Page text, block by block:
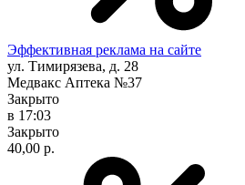
Эффективная реклама на сайте
ул. Тимирязева, д. 28
Медвакс Аптека №37
Закрыто
в 17:03
Закрыто
40,00 р.